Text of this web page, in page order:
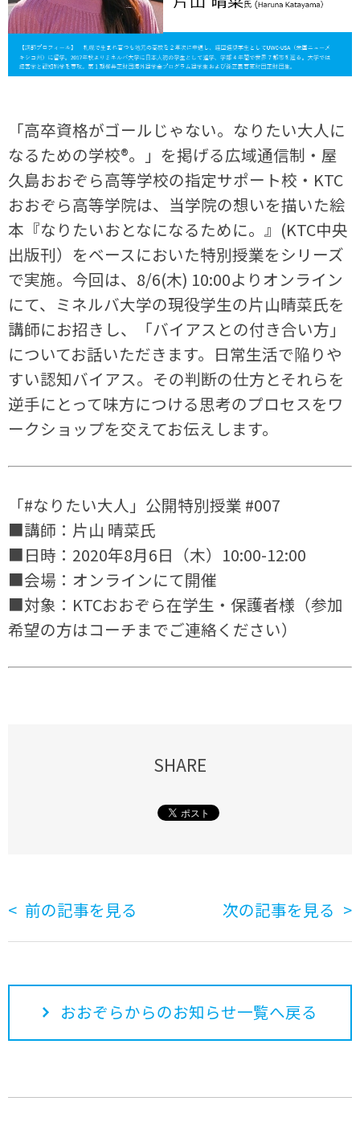
「高卒資格がゴールじゃない。なりたい大人に
なるための学校®。」を掲げる広域通信制・屋
久島おおぞら高等学校の指定サポート校・KTC
おおぞら高等学院は、当学院の想いを描いた絵
本『なりたいおとなになるために。』(KTC中央
出版刊）をベースにおいた特別授業をシリーズ
で実施。今回は、8/6(木) 10:00よりオンライン
にて、ミネルバ大学の現役学生の片山晴菜氏を
講師にお招きし、「バイアスとの付き合い方」
についてお話いただきます。日常生活で陥りや
すい認知バイアス。その判断の仕方とそれらを
逆手にとって味方につける思考のプロセスをワ
ークショップを交えてお伝えします。
「#なりたい大人」公開特別授業 #007
■講師：片山 晴菜氏
■日時：2020年8月6日（木）10:00-12:00
■会場：オンラインにて開催
■対象：KTCおおぞら在学生・保護者様（参加
希望の方はコーチまでご連絡ください）
SHARE
前の記事を見る 次の記事を見る
おおぞらからのお知らせ一覧へ戻る